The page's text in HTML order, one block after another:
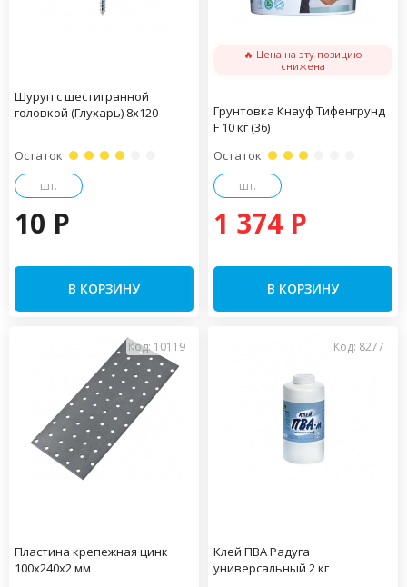
Шуруп с шестигранной
головкой (Глухарь) 8х120
Остаток
шт.
10 P
В КОРЗИНУ
🔥 Цена на эту позицию
снижена
Грунтовка Кнауф Тифенгрунд
F 10 кг (36)
Остаток
шт.
1 374 P
В КОРЗИНУ
Код: 10119
Пластина крепежная цинк
100х240х2 мм
Код: 8277
Клей ПВА Радуга
универсальный 2 кг